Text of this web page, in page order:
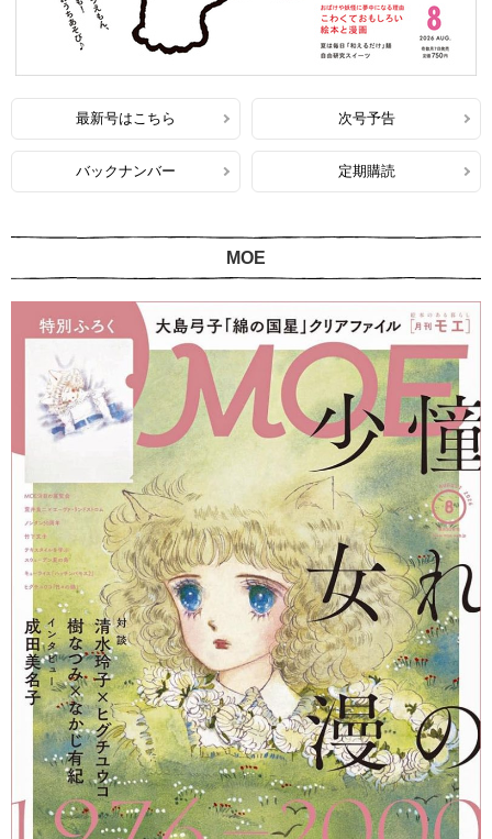
最新号はこちら 次号予告
バックナンバー 定期購読
MOE